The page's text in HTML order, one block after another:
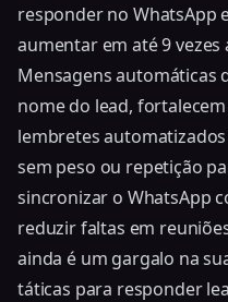
responder no WhatsApp
aumentar em até 9 vezes
Mensagens automáticas
nome do lead,
lembretes
sem peso ou repetição
sincronizar o WhatsApp
reduzir faltas em
ainda é um gargalo na
táticas para responder